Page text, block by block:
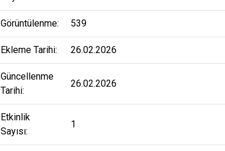
Görüntülenme: 539
Ekleme Tarihi: 26.02.2026
Güncellenme
Tarihi:
26.02.2026
Etkinlik
Sayısı:
1